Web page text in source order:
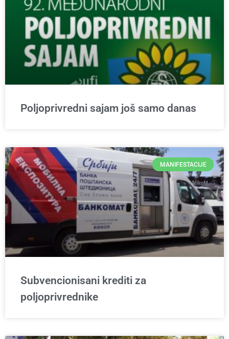
Poljoprivredni sajam još samo danas
MANIFESTACIJE
Subvencionisani krediti za
poljoprivrednike